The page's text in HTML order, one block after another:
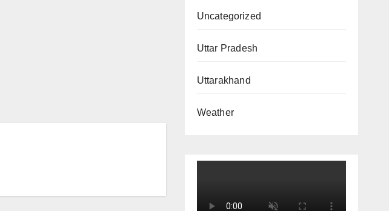
Uncategorized
Uttar Pradesh
Uttarakhand
Weather